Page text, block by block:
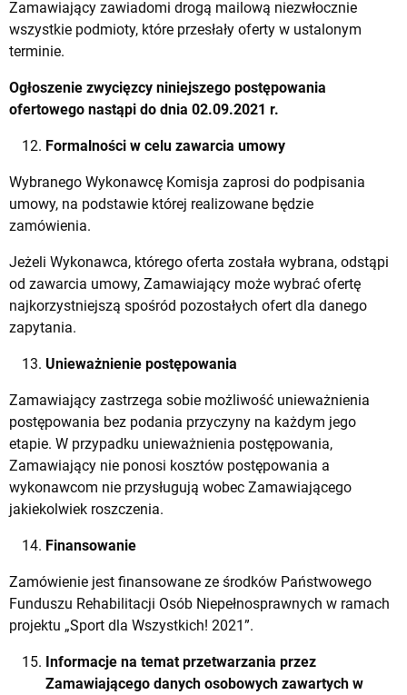
Zamawiający zawiadomi drogą mailową niezwłocznie
wszystkie podmioty, które przesłały oferty w ustalonym
terminie.
Ogłoszenie zwycięzcy niniejszego postępowania
ofertowego nastąpi do dnia 02.09.2021 r.
Formalności w celu zawarcia umowy
Wybranego Wykonawcę Komisja zaprosi do podpisania
umowy, na podstawie której realizowane będzie
zamówienia.
Jeżeli Wykonawca, którego oferta została wybrana, odstąpi
od zawarcia umowy, Zamawiający może wybrać ofertę
najkorzystniejszą spośród pozostałych ofert dla danego
zapytania.
Unieważnienie postępowania
Zamawiający zastrzega sobie możliwość unieważnienia
postępowania bez podania przyczyny na każdym jego
etapie. W przypadku unieważnienia postępowania,
Zamawiający nie ponosi kosztów postępowania a
wykonawcom nie przysługują wobec Zamawiającego
jakiekolwiek roszczenia.
Finansowanie
Zamówienie jest finansowane ze środków Państwowego
Funduszu Rehabilitacji Osób Niepełnosprawnych w ramach
projektu „Sport dla Wszystkich! 2021”.
Informacje na temat przetwarzania przez
Zamawiającego danych osobowych zawartych w